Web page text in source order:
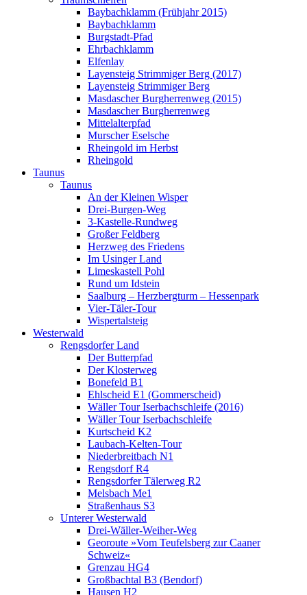
Baybachklamm (Frühjahr 2015)
Baybachklamm
Burgstadt-Pfad
Ehrbachklamm
Elfenlay
Layensteig Strimmiger Berg (2017)
Layensteig Strimmiger Berg
Masdascher Burgherrenweg (2015)
Masdascher Burgherrenweg
Mittelalterpfad
Murscher Eselsche
Rheingold im Herbst
Rheingold
Taunus
Taunus
An der Kleinen Wisper
Drei-Burgen-Weg
3-Kastelle-Rundweg
Großer Feldberg
Herzweg des Friedens
Im Usinger Land
Limeskastell Pohl
Rund um Idstein
Saalburg – Herzbergturm – Hessenpark
Vier-Täler-Tour
Wispertalsteig
Westerwald
Rengsdorfer Land
Der Butterpfad
Der Klosterweg
Bonefeld B1
Ehlscheid E1 (Gommerscheid)
Wäller Tour Iserbachschleife (2016)
Wäller Tour Iserbachschleife
Kurtscheid K2
Laubach-Kelten-Tour
Niederbreitbach N1
Rengsdorf R4
Rengsdorfer Tälerweg R2
Melsbach Me1
Straßenhaus S3
Unterer Westerwald
Drei-Wäller-Weiher-Weg
Georoute »Vom Teufelsberg zur Caaner
Schweiz«
Grenzau HG4
Großbachtal B3 (Bendorf)
Hausen H2